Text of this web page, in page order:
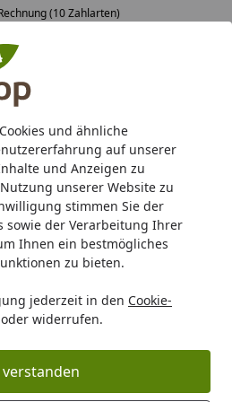
und ähnliche
auf unserer
und Anzeigen zu
unserer Website zu
stimmen Sie der
sowie der Verarbeitung Ihrer
Ihnen ein bestmögliches
zu bieten.
jederzeit in den Cookie-
widerrufen.
verstanden
(10 Zahlarten)
Sandfilteranlage & Pool-
bis 468,99€)
T&J Schmuckzäune